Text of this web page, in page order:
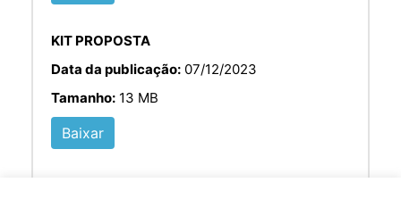
KIT PROPOSTA
Data da publicação: 07/12/2023
Tamanho: 13 MB
Baixar